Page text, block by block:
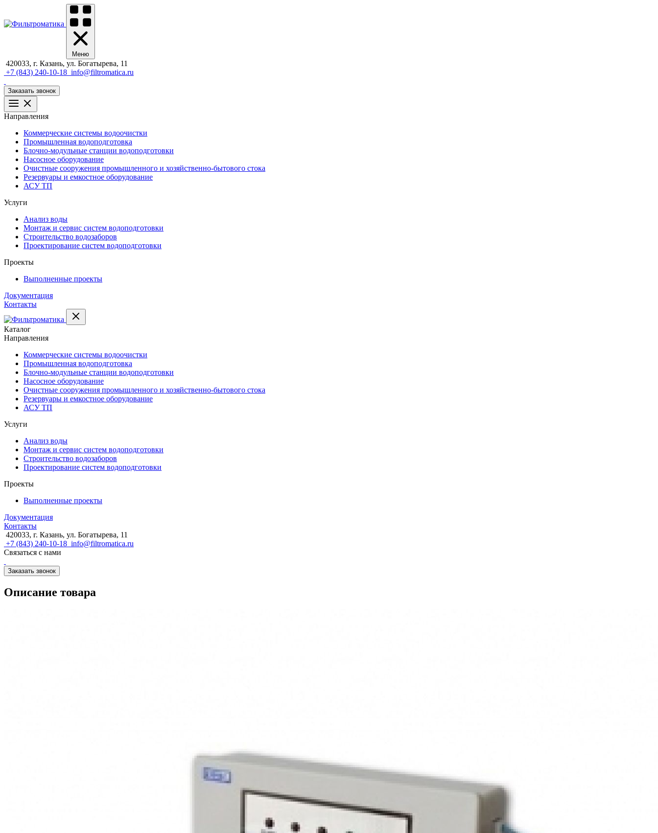
Меню
420033, г. Казань, ул. Богатырева, 11
+7 (843) 240-10-18 info@filtromatica.ru
Заказать звонок
Направления
Коммерческие системы водоочистки
Промышленная водоподготовка
Блочно-модульные станции водоподготовки
Насосное оборудование
Очистные сооружения промышленного и хозяйственно-бытового стока
Резервуары и емкостное оборудование
АСУ ТП
Услуги
Анализ воды
Монтаж и сервис систем водоподготовки
Строительство водозаборов
Проектирование систем водоподготовки
Проекты
Выполненные проекты
Документация
Контакты
Каталог
Направления
Коммерческие системы водоочистки
Промышленная водоподготовка
Блочно-модульные станции водоподготовки
Насосное оборудование
Очистные сооружения промышленного и хозяйственно-бытового стока
Резервуары и емкостное оборудование
АСУ ТП
Услуги
Анализ воды
Монтаж и сервис систем водоподготовки
Строительство водозаборов
Проектирование систем водоподготовки
Проекты
Выполненные проекты
Документация
Контакты
420033, г. Казань, ул. Богатырева, 11
+7 (843) 240-10-18 info@filtromatica.ru
Связаться с нами
Заказать звонок
Описание товара